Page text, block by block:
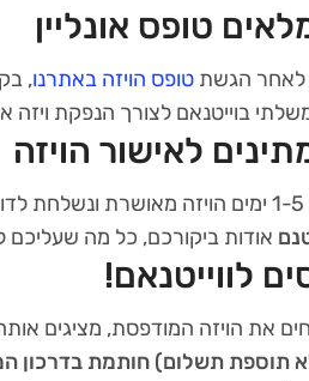
טופס אונליין
לאחר הגשת טופס הויזה באתרנו,
בוייטנאם לצורך הנפקת ויזה
לאישור הויזה
אודות ביקורכם, כל מה שעליכם
לווייטנאם!
את הויזה המודפסת, מציגים
תוספת תשלום) חותמת בדרכון